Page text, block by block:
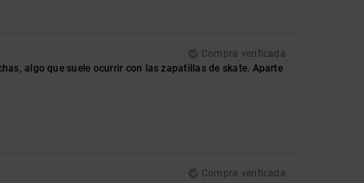
Compra verificada
algo que suele ocurrir con las zapatillas de skate. Aparte
Compra verificada